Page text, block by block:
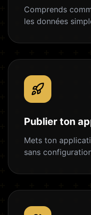
Comprends
les données
Publier ton
Mets ton
sans